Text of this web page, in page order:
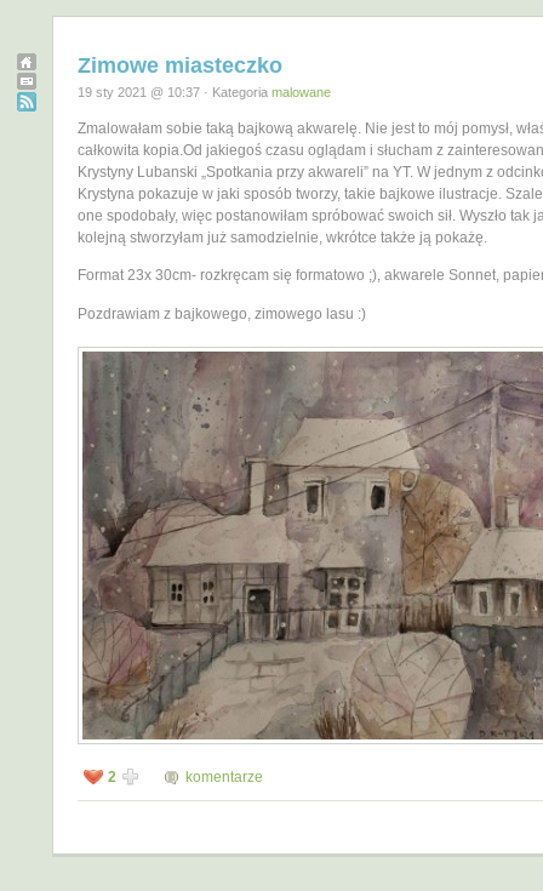
Zimowe miasteczko
19 sty 2021 @ 10:37 · Kategoria malowane
Zmalowałam sobie taką bajkową akwarelę. Nie jest to mój pomysł,
całkowita kopia.Od jakiegoś czasu oglądam i słucham z
Krystyny Lubanski „Spotkania przy akwareli” na YT. W jednym z
Krystyna pokazuje w jaki sposób tworzy, takie bajkowe ilustracje.
one spodobały, więc postanowiłam spróbować swoich sił. Wyszło tak
kolejną stworzyłam już samodzielnie, wkrótce także ją pokażę.
Format 23x 30cm- rozkręcam się formatowo ;), akwarele Sonnet,
Pozdrawiam z bajkowego, zimowego lasu :)
2 komentarze